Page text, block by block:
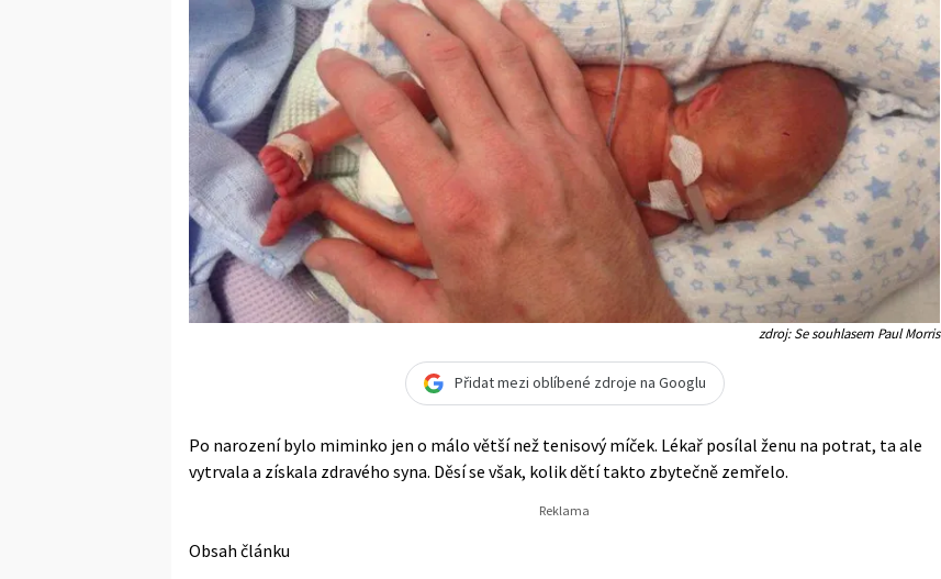
zdroj: Se souhlasem Paul Morris
Přidat mezi oblíbené zdroje na Googlu
Po narození bylo miminko jen o málo větší než tenisový míček. Lékař posílal ženu na potrat, ta ale
vytrvala a získala zdravého syna. Děsí se však, kolik dětí takto zbytečně zemřelo.
Obsah článku